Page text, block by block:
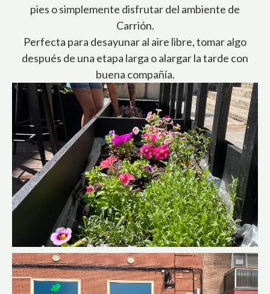
pies o simplemente disfrutar del ambiente de
Carrión.
Perfecta para desayunar al aire libre, tomar algo
después de una etapa larga o alargar la tarde con
buena compañía.